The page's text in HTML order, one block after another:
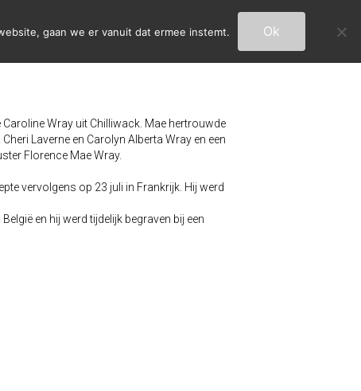
Wray uit Chilliwack. Mae hertrouwde
Laverne en Carolyn Alberta Wray en een
Florence Mae Wray.
vervolgens op 23 juli in Frankrijk. Hij werd
en hij werd tijdelijk begraven bij een
gaan we er vanuit dat ermee instemt. Ok